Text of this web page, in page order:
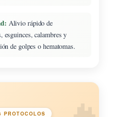
Alivio rápido de
esguinces, calambres y
de golpes o hematomas.
PROTOCOLOS